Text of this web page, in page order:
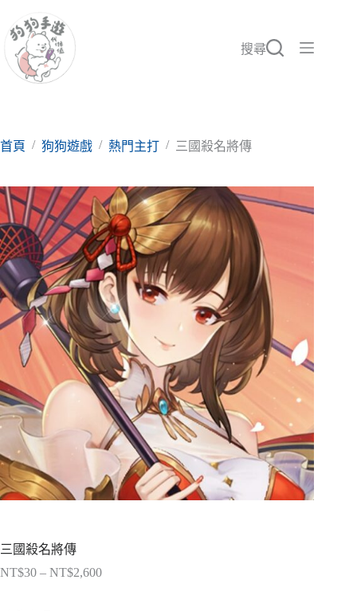
至
要
搜尋
首頁 / 狗狗遊戲 / 熱門主打 / 三國殺名將傳
三國殺名將傳
NT$30 – NT$2,600價